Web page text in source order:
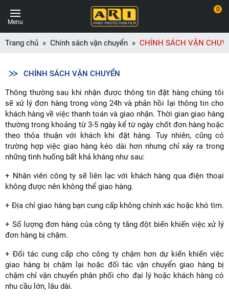
Menu
0
Trang chủ Chính sách vận chuyển CHÍNH SÁCH VẬN
CHÍNH SÁCH VẬN CHUYỂN
Thông thường sau khi nhận được thông tin đặt hàng chúng tôi
sẽ xử lý đơn hàng trong vòng 24h và phản hồi lại thông tin cho
khách hàng về việc thanh toán và giao nhận. Thời gian giao hàng
thường trong khoảng từ 3-5 ngày kể từ ngày chốt đơn hàng hoặc
theo thỏa thuận với khách khi đặt hàng. Tuy nhiên, cũng có
trường hợp việc giao hàng kéo dài hơn nhưng chỉ xảy ra trong
những tình huống bất khả kháng như sau:
+ Nhân viên công ty sẽ liên lạc với khách hàng qua điện thoại
không được nên không thể giao hàng.
+ Địa chỉ giao hàng bạn cung cấp không chính xác hoặc khó tìm.
+ Số lượng đơn hàng của công ty tăng đột biến khiến việc xử lý
đơn hàng bị chậm.
+ Đối tác cung cấp cho công ty chậm hơn dự kiến khiến việc
giao hàng bị chậm lại hoặc đối tác vận chuyển giao hàng bị
chậm chỉ vận chuyển phân phối cho đại lý hoặc khách hàng có
nhu cầu lớn, lâu dài.